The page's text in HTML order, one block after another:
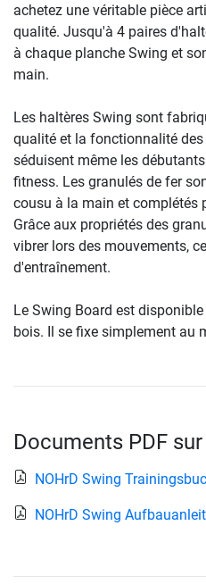
achetez une véritable pièce
qualité. Jusqu'à 4 paires
à chaque planche Swing et
main.
Les haltères Swing sont
qualité et la fonctionnalité
séduisent même les
fitness. Les granulés de fer
cousu à la main et complétés
Grâce aux propriétés des
vibrer lors des mouvements,
d'entraînement.
Le Swing Board est
bois. Il se fixe simplement au
Documents PDF
NOHrD Swing
NOHrD Swing